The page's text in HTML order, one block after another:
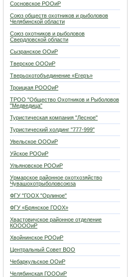
Сосновское РООиР
Союз обществ охотников и рыболовов
Челябинской области
Союз охотников и рыболовов
Свердловской области
Сызранское ООиР
Тверское ОООиР
Тверьохотобъединение «Егеръ»
Троицкая РОООиР
ТРОО "Общество Охотников и Рыболовов
"Медведица"
Туристическая компания "Лесное"
Туристический холдинг "777-999"
Увельское ОООиР
Уйское РООиР
Ульяновское РООиР
Урмарское районное охотхозяйство
Чувашохотрыболовсоюза
ФГУ "ГООХ "Орлиное"
ФГУ «Брянское ГООХ»
Хвастовичское районное отделение
КООООиР
Хвойнинское РООиР
Центральный Совет ВОО
Чебаркульское ООиР
Челябинская ГОООиР